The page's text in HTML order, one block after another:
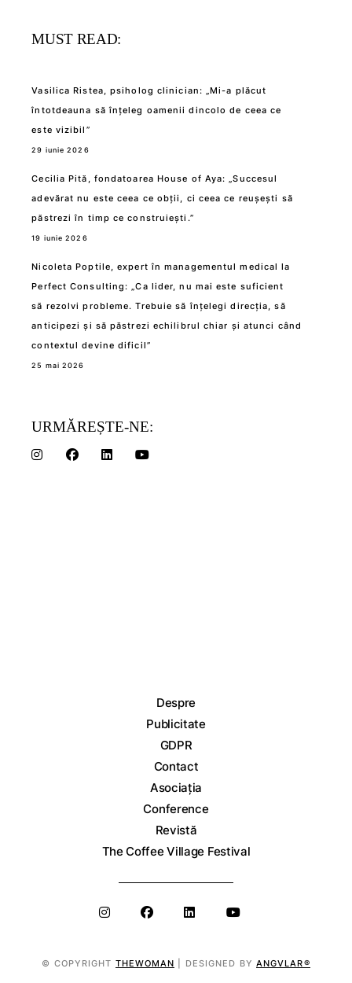
MUST READ:
Vasilica Ristea, psiholog clinician: „Mi-a plăcut
întotdeauna să înțeleg oamenii dincolo de ceea ce
este vizibil”
29 iunie 2026
Cecilia Pită, fondatoarea House of Aya: „Succesul
adevărat nu este ceea ce obții, ci ceea ce reușești să
păstrezi în timp ce construiești.”
19 iunie 2026
Nicoleta Poptile, expert în managementul medical la
Perfect Consulting: „Ca lider, nu mai este suficient
să rezolvi probleme. Trebuie să înțelegi direcția, să
anticipezi și să păstrezi echilibrul chiar și atunci când
contextul devine dificil”
25 mai 2026
URMĂREȘTE-NE:
Despre
Publicitate
GDPR
Contact
Asociația
Conference
Revistă
The Coffee Village Festival
© COPYRIGHT THEWOMAN | DESIGNED BY ANGVLAR®